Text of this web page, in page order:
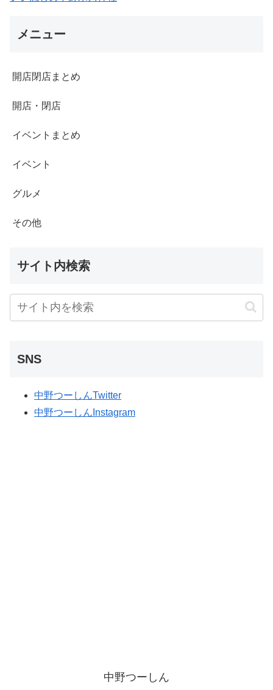
メニュー
開店閉店まとめ
開店・閉店
イベントまとめ
イベント
グルメ
その他
サイト内検索
SNS
中野つーしんTwitter
中野つーしんInstagram
中野つーしん